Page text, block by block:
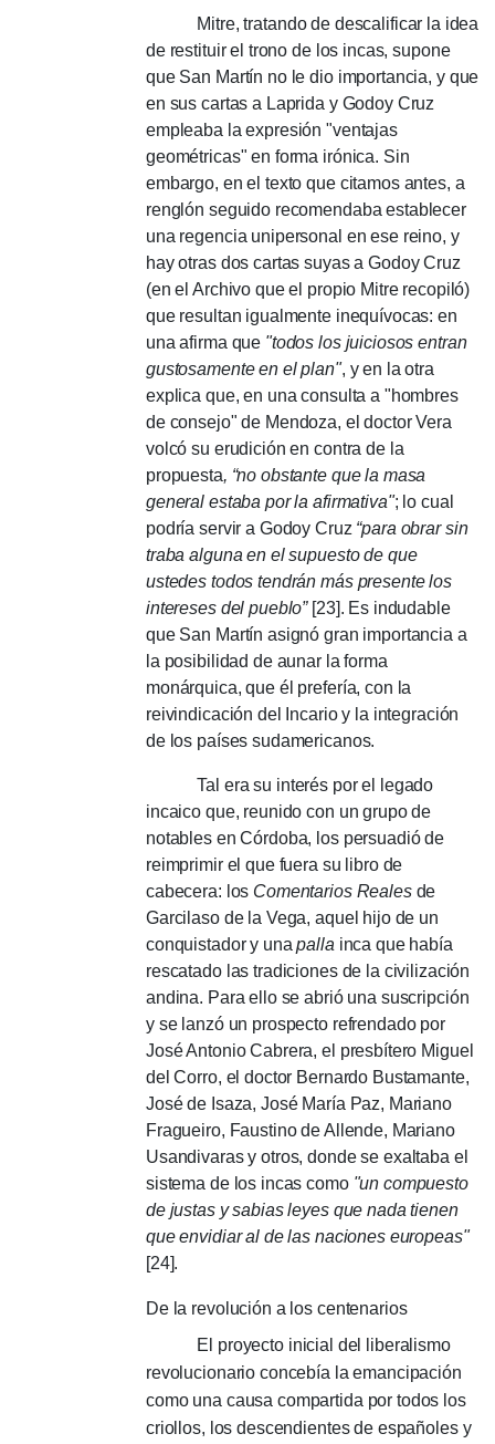
Mitre, tratando de descalificar la idea
de restituir el trono de los incas, supone
que San Martín no le dio importancia, y que
en sus cartas a Laprida y Godoy Cruz
empleaba la expresión "ventajas
geométricas" en forma irónica. Sin
embargo, en el texto que citamos antes, a
renglón seguido recomendaba establecer
una regencia unipersonal en ese reino, y
hay otras dos cartas suyas a Godoy Cruz
(en el Archivo que el propio Mitre recopiló)
que resultan igualmente inequívocas: en
una afirma que "todos los juiciosos entran
gustosamente en el plan", y en la otra
explica que, en una consulta a "hombres
de consejo" de Mendoza, el doctor Vera
volcó su erudición en contra de la
propuesta, “no obstante que la masa
general estaba por la afirmativa"; lo cual
podría servir a Godoy Cruz “para obrar sin
traba alguna en el supuesto de que
ustedes todos tendrán más presente los
intereses del pueblo”[23]. Es indudable
que San Martín asignó gran importancia a
la posibilidad de aunar la forma
monárquica, que él prefería, con la
reivindicación del Incario y la integración
de los países sudamericanos.
Tal era su interés por el legado
incaico que, reunido con un grupo de
notables en Córdoba, los persuadió de
reimprimir el que fuera su libro de
cabecera: los Comentarios Realesde
Garcilaso de la Vega, aquel hijo de un
conquistador y unapalla inca que había
rescatado las tradiciones de la civilización
andina. Para ello se abrió una suscripción
y se lanzó un prospecto refrendado por
José Antonio Cabrera, el presbítero Miguel
del Corro, el doctor Bernardo Bustamante,
José de Isaza, José María Paz, Mariano
Fragueiro, Faustino de Allende, Mariano
Usandivaras y otros, donde se exaltaba el
sistema de los incas como "un compuesto
de justas y sabias leyes que nada tienen
que envidiar al de las naciones europeas"
[24].
De la revolución a los centenarios
El proyecto inicial del liberalismo
revolucionario concebía la emancipación
como una causa compartida por todos los
criollos, los descendientes de españoles y